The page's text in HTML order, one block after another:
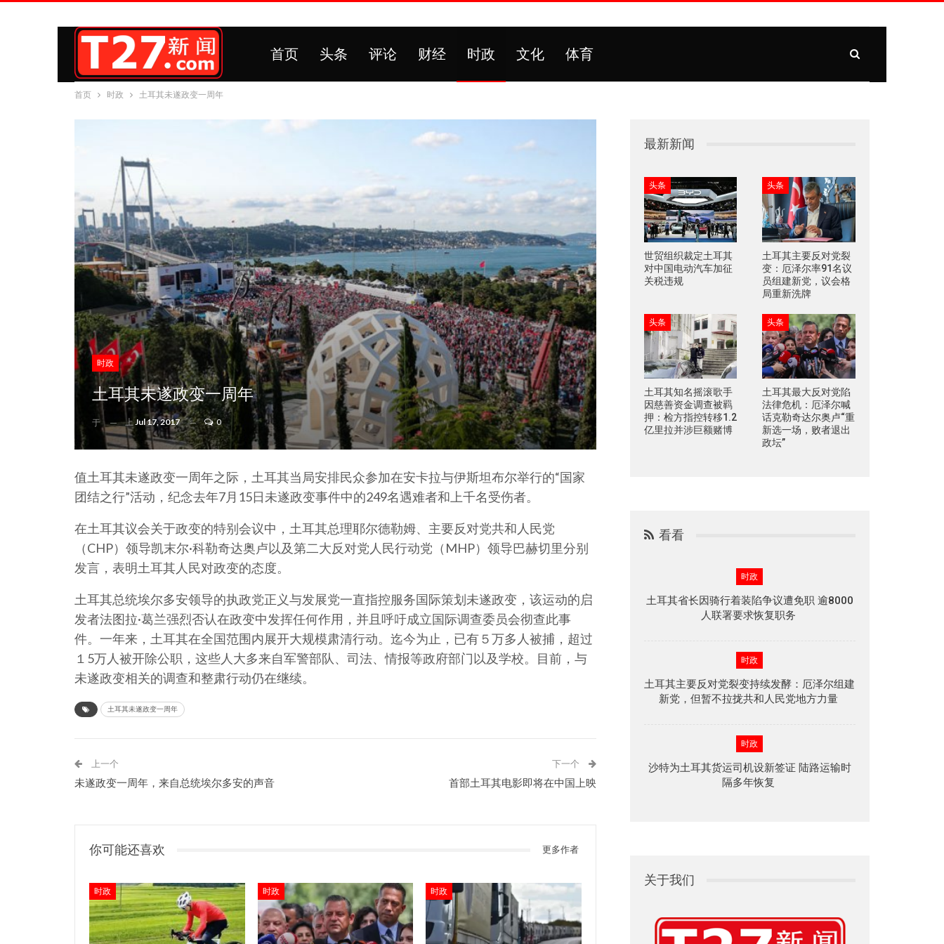
首页 头条 评论 财经 时政 文化 体育
首页 时政 土耳其未遂政变一周年
时政
土耳其未遂政变一周年
于 上Jul 17, 2017 0
值土耳其未遂政变一周年之际，土耳其当局安排民众参加在安卡拉与伊斯坦布尔举行的“国家
团结之行”活动，纪念去年7月15日未遂政变事件中的249名遇难者和上千名受伤者。
在土耳其议会关于政变的特别会议中，土耳其总理耶尔德勒姆、主要反对党共和人民党
（CHP）领导凯末尔·科勒奇达奥卢以及第二大反对党人民行动党（MHP）领导巴赫切里分别
发言，表明土耳其人民对政变的态度。
土耳其总统埃尔多安领导的执政党正义与发展党一直指控服务国际策划未遂政变，该运动的启
发者法图拉·葛兰强烈否认在政变中发挥任何作用，并且呼吁成立国际调查委员会彻查此事
件。一年来，土耳其在全国范围内展开大规模肃清行动。迄今为止，已有５万多人被捕，超过
１5万人被开除公职，这些人大多来自军警部队、司法、情报等政府部门以及学校。目前，与
未遂政变相关的调查和整肃行动仍在继续。
土耳其未遂政变一周年
上一个
未遂政变一周年，来自总统埃尔多安的声音
下一个
首部土耳其电影即将在中国上映
你可能还喜欢 更多作者
时政 时政 时政
最新新闻
头条
世贸组织裁定土耳其
对中国电动汽车加征
关税违规
头条
土耳其主要反对党裂
变：厄泽尔率91名议
员组建新党，议会格
局重新洗牌
头条
土耳其知名摇滚歌手
因慈善资金调查被羁
押：检方指控转移1.2
亿里拉并涉巨额赌博
头条
土耳其最大反对党陷
法律危机：厄泽尔喊
话克勒奇达尔奥卢“重
新选一场，败者退出
政坛”
看看
时政
土耳其省长因骑行着装陷争议遭免职 逾8000
人联署要求恢复职务
时政
土耳其主要反对党裂变持续发酵：厄泽尔组建
新党，但暂不拉拢共和人民党地方力量
时政
沙特为土耳其货运司机设新签证 陆路运输时
隔多年恢复
关于我们